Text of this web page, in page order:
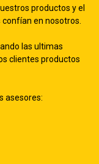
productos y el
en nosotros.
las ultimas
clientes productos
asesores: